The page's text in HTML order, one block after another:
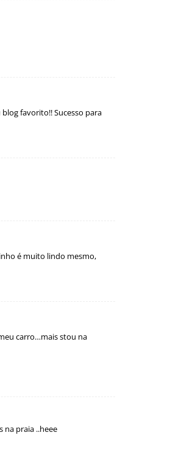
favorito!! Sucesso para
é muito lindo mesmo,
carro…mais stou na
na praia ..heee